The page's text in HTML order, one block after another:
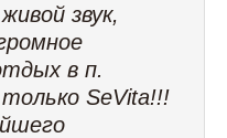
звук,
в п.
SeVita!!!